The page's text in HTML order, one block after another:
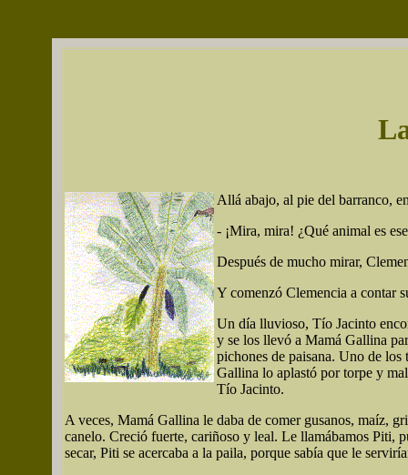
Allá abajo, al pie del barranco,
- ¡Mira, mira! ¿Qué animal es
Después de mucho mirar,
Y comenzó Clemencia a contar
Un día lluvioso, Tío Jacinto
y se los llevó a Mamá Gallina
pichones de paisana. Uno de
Gallina lo aplastó por torpe y
Tío Jacinto.
A veces, Mamá Gallina le daba de comer gusanos, maíz,
canelo. Creció fuerte, cariñoso y leal. Le llamábamos Piti,
secar, Piti se acercaba a la paila, porque sabía que le